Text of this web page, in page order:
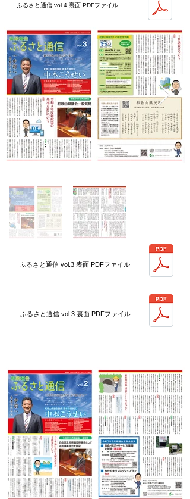
ふるさと通信 vol.4 裏面 PDFファイル
ふるさと通信 vol.3 表面 PDFファイル
ふるさと通信 vol.3 裏面 PDFファイル